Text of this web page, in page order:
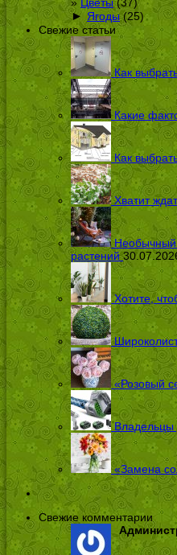
Цветы(37)
► Ягоды(25)
Свежие статьи
Как
Какие
Как
Хватит
Необычный
растений
Хотите,
«Розовый
Владельцы
«Замена
Свежие комментарии